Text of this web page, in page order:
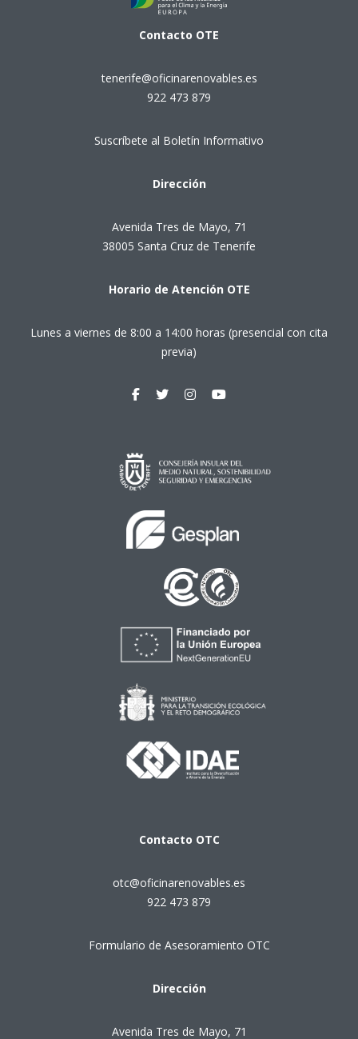
Contacto OTE
tenerife@oficinarenovables.es
922 473 879
Suscríbete al Boletín Informativo
Dirección
Avenida Tres de Mayo, 71
38005 Santa Cruz de Tenerife
Horario de Atención OTE
Lunes a viernes de 8:00 a 14:00 horas (presencial con cita
previa)
Contacto OTC
otc@oficinarenovables.es
922 473 879
Formulario de Asesoramiento OTC
Dirección
Avenida Tres de Mayo, 71